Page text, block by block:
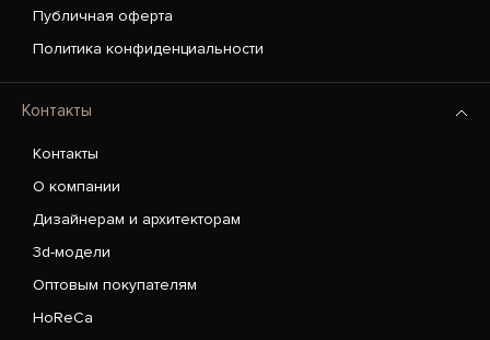
Публичная оферта
Политика конфиденциальности
Контакты
Контакты
О компании
Дизайнерам и архитекторам
3d-модели
Оптовым покупателям
HoReCa